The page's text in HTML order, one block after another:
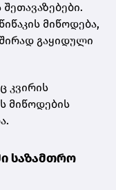
მიწოდება,
გაყიდული
კვირის
მიწოდების
საზამთრო